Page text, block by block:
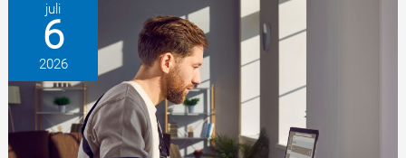
over
oorzaak
na
het
ongeval
juli
6
2026